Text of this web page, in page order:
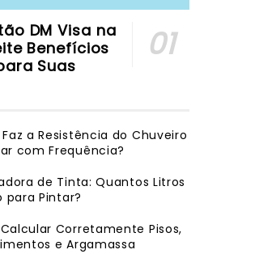
DM Visa na
Benefícios
Suas
a Resistência do Chuveiro
com Frequência?
de Tinta: Quantos Litros
para Pintar?
Corretamente Pisos,
e Argamassa